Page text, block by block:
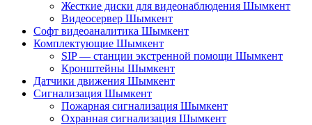
Жесткие диски для видеонаблюдения Шымкент
Видеосервер Шымкент
Софт видеоаналитика Шымкент
Комплектующие Шымкент
SIP — станции экстренной помощи Шымкент
Кронштейны Шымкент
Датчики движения Шымкент
Сигнализация Шымкент
Пожарная сигнализация Шымкент
Охранная сигнализация Шымкент